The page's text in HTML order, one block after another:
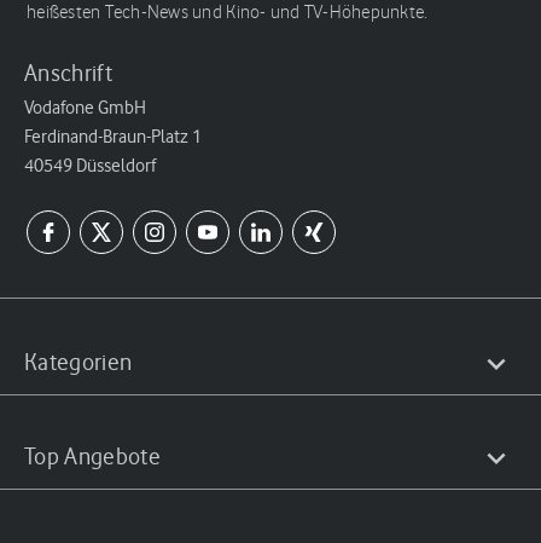
heißesten Tech-News und Kino- und TV-Höhepunkte.
Anschrift
Vodafone GmbH
Ferdinand-Braun-Platz 1
40549 Düsseldorf
Kategorien
Top Angebote